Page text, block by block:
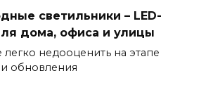
светильники – LED-
дома, офиса и улицы
недооценить на этапе
обновления